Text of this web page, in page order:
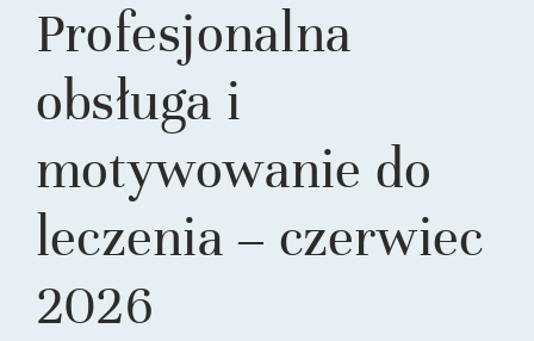
Profesjonalna
obsługa i
motywowanie do
leczenia – czerwiec
2026